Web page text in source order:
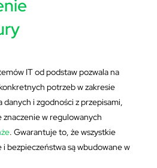
IT od podstaw pozwala na
potrzeb w zakresie
i zgodności z przepisami,
znaczenie w regulowanych
. Gwarantuje to, że wszystkie
i bezpieczeństwa są wbudowane w